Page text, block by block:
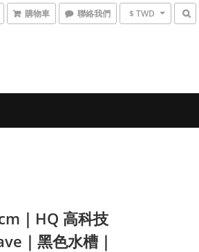
購物車 聯絡我們 $ TWD
｜HQ 高科技
｜黑色水槽｜